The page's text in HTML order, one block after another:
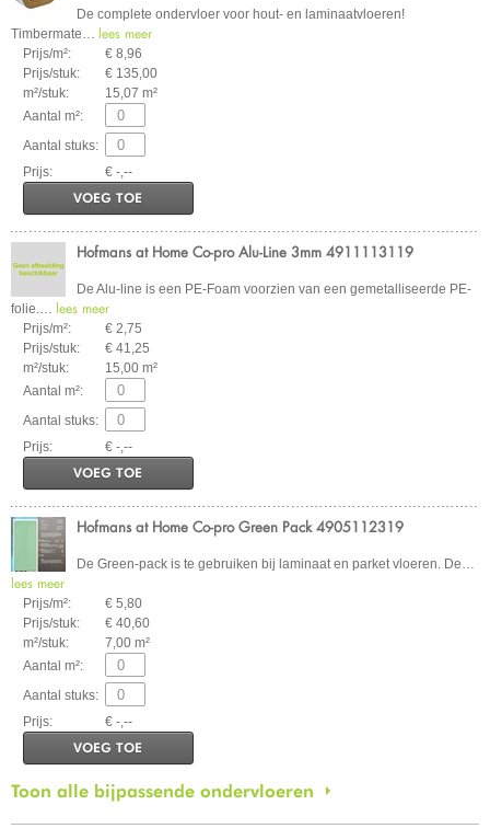
De complete ondervloer voor hout- en laminaatvloeren!
Timbermate… lees meer
Prijs/m²:
€ 8,96
Prijs/stuk:
€ 135,00
m²/stuk:
15,07 m²
Aantal m²:
Aantal stuks:
Prijs:
€ -,--
VOEG TOE
Hofmans at Home Co-pro Alu-Line 3mm 4911113119
De Alu-line is een PE-Foam voorzien van een gemetalliseerde PE-
folie.… lees meer
Prijs/m²:
€ 2,75
Prijs/stuk:
€ 41,25
m²/stuk:
15,00 m²
Aantal m²:
Aantal stuks:
Prijs:
€ -,--
VOEG TOE
Hofmans at Home Co-pro Green Pack 4905112319
De Green-pack is te gebruiken bij laminaat en parket vloeren. De…
lees meer
Prijs/m²:
€ 5,80
Prijs/stuk:
€ 40,60
m²/stuk:
7,00 m²
Aantal m²:
Aantal stuks:
Prijs:
€ -,--
VOEG TOE
Toon alle bijpassende ondervloeren